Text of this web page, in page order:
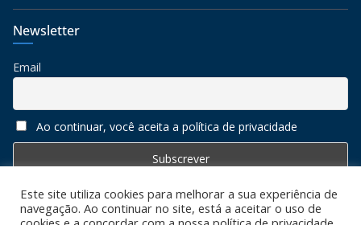
Newsletter
Email
Ao continuar, você aceita a política de privacidade
Este site utiliza cookies para melhorar a sua experiência de
navegação. Ao continuar no site, está a aceitar o uso de